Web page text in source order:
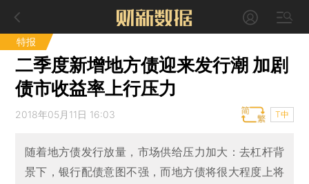
特报
二季度新增地方债迎来发行潮 加剧
债市收益率上行压力
2018年05月11日 16:03 T中
随着地方债发行放量，市场供给压力加大：去杠杆背
景下，银行配债意图不强，而地方债将很大程度上将